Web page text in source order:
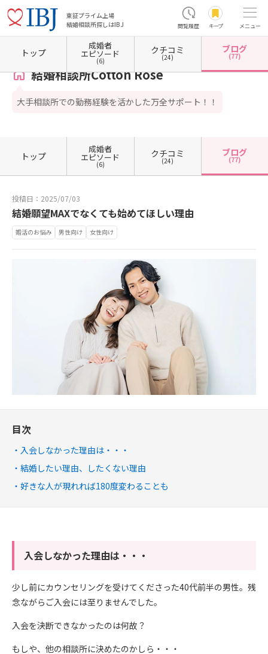
東証プライム上場
結婚相談所探しはIBJ
閲覧履歴 キープ メニュー
ホーム 神奈川県の結婚相談所 神奈川県横浜市 神奈川県横浜市戸塚区 結婚相談所
結婚相談所Cotton Rose
大手相談所での勤務経験を活かした万全サポート！！
トップ
成婚者
エピソード
(6)
クチコミ
(24)
ブログ
(77)
トップ
成婚者
エピソード
(6)
クチコミ
(24)
ブログ
(77)
投稿日：2025/07/03
結婚願望MAXでなくても始めてほしい理由
婚活のお悩み 男性向け 女性向け
目次
入会しなかった理由は・・・
結婚したい理由、したくない理由
好きな人が現れれば180度変わることも
入会しなかった理由は・・・
少し前にカウンセリングを受けてくださった40代前半の男性。残
念ながらご入会には至りませんでした。
入会を決断できなかったのは何故？
もしや、他の相談所に決めたのかしら・・・